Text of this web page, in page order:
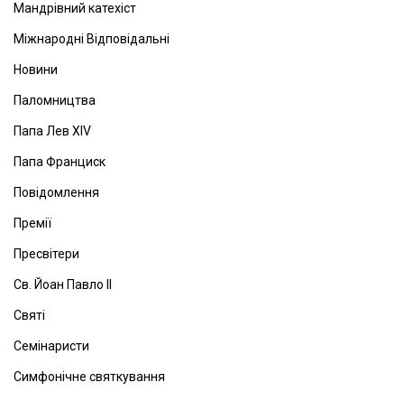
Мандрівний катехіст
Міжнародні Відповідальні
Новини
Паломництва
Папа Лев ХІV
Папа Франциск
Повідомлення
Премії
Пресвітери
Св. Йоан Павло ІІ
Святі
Семінаристи
Симфонічне святкування